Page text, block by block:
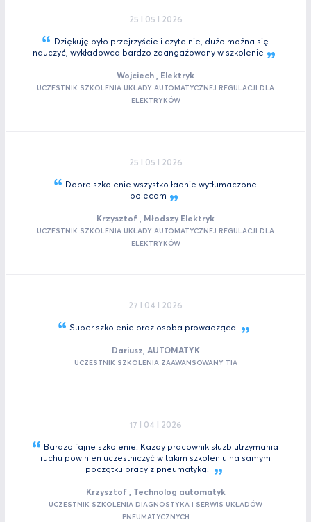
25 I 05 I 2026
Dziękuję było przejrzyście i czytelnie, dużo można się
nauczyć, wykładowca bardzo zaangażowany w szkolenie
Wojciech , Elektryk
UCZESTNIK SZKOLENIA UKŁADY AUTOMATYCZNEJ REGULACJI DLA
ELEKTRYKÓW
25 I 05 I 2026
Dobre szkolenie wszystko ładnie wytłumaczone
polecam
Krzysztof , Młodszy Elektryk
UCZESTNIK SZKOLENIA UKŁADY AUTOMATYCZNEJ REGULACJI DLA
ELEKTRYKÓW
27 I 04 I 2026
Super szkolenie oraz osoba prowadząca.
Dariusz, AUTOMATYK
UCZESTNIK SZKOLENIA ZAAWANSOWANY TIA
17 I 04 I 2026
Bardzo fajne szkolenie. Każdy pracownik służb utrzymania
ruchu powinien uczestniczyć w takim szkoleniu na samym
początku pracy z pneumatyką.
Krzysztof , Technolog automatyk
UCZESTNIK SZKOLENIA DIAGNOSTYKA I SERWIS UKŁADÓW
PNEUMATYCZNYCH